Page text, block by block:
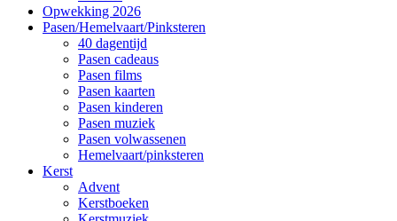
Opwekking 2026
Pasen/Hemelvaart/Pinksteren
40 dagentijd
Pasen cadeaus
Pasen films
Pasen kaarten
Pasen kinderen
Pasen muziek
Pasen volwassenen
Hemelvaart/pinksteren
Kerst
Advent
Kerstboeken